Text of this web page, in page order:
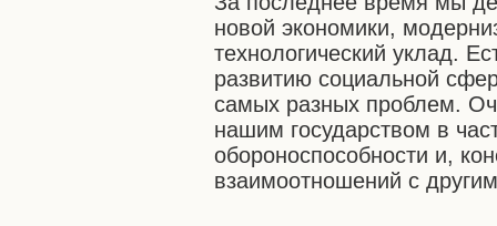
новой экономики,
технологический уклад.
развитию социальной
самых разных проблем.
нашим государством в
обороноспособности и,
взаимоотношений с